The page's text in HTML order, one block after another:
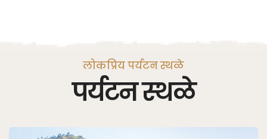
लोकप्रिय पर्यटन स्थळे
पर्यटन स्थळे